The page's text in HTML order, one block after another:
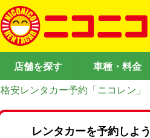
店舗を探す 車種・料金
格安レンタカー予約「ニコレン」
レンタカーを予約しよう